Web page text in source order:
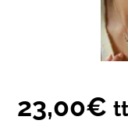
23,00€